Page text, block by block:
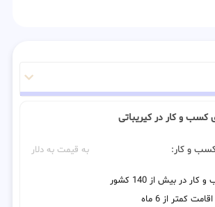
کسب و کار در کیریباتی
کسب و کار: به قیمت به دلار
در بیش از 140 کشور
کمتر از 6 ماه